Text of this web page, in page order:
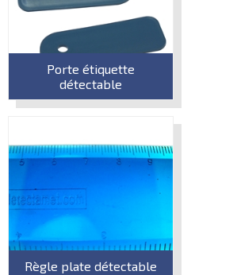
Porte étiquette
détectable
Règle plate détectable